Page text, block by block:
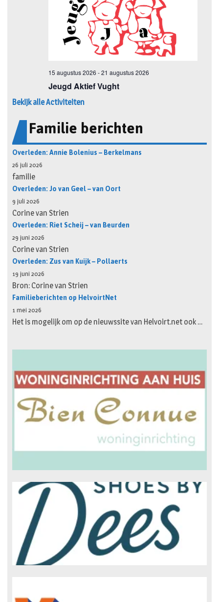
Bekijk alle Activiteiten
Familie berichten
Overleden: Annie Bolenius – Berkelmans
26 juli 2026
familie
Overleden: Jo van Geel – van Oort
9 juli 2026
Corine van Strien
Overleden: Riet Scheij – van Beurden
29 juni 2026
Corine van Strien
Overleden: Zus van Kuijk – Pollaerts
19 juni 2026
Bron: Corine van Strien
Familieberichten op HelvoirtNet
1 mei 2026
Het is mogelijk om op de nieuwssite van Helvoirt.net ook …